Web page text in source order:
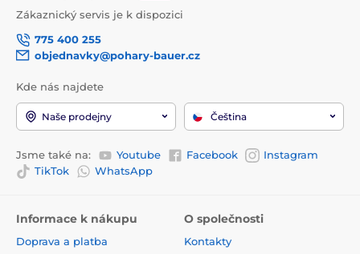
Zákaznický servis je k dispozici
775 400 255
objednavky@pohary-bauer.cz
Kde nás najdete
Naše prodejny Čeština
Jsme také na: Youtube Facebook
Instagram
TikTok
WhatsApp
Informace k nákupu
Doprava a platba
O společnosti
Kontakty